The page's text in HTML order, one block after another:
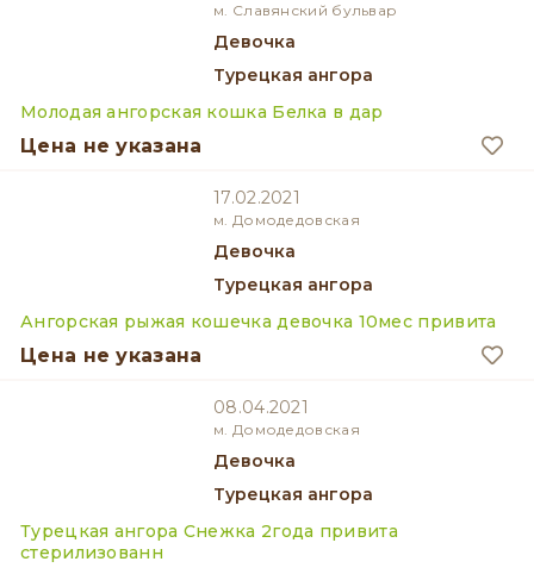
м. Славянский бульвар
девочка
Турецкая ангора
Молодая ангорская кошка Белка в дар
Цена не указана
17.02.2021
м. Домодедовская
девочка
Турецкая ангора
Ангорская рыжая кошечка девочка 10мес привита
Цена не указана
08.04.2021
м. Домодедовская
девочка
Турецкая ангора
Турецкая ангора Снежка 2года привита
стерилизованн